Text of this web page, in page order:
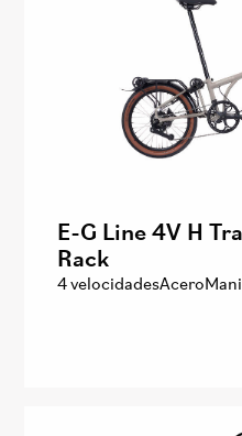
E-G Line 4V H
Rack
4 velocidadesAcero